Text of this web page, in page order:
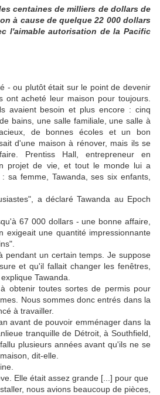
centaines de milliers de dollars de
à cause de quelque 22 000 dollars
l'aimable autorisation de la Pacific
- ou plutôt était sur le point de devenir
ont acheté leur maison pour toujours.
avaient besoin et plus encore : cinq
bains, une salle familiale, une salle à
de bonnes écoles et un bon
d'une maison à rénover, mais ils se
Prentiss Hall, entrepreneur en
projet de vie, et tout le monde lui a
sa femme, Tawanda, ses six enfants,
a déclaré Tawanda au Epoch
67 000 dollars - une bonne affaire,
exigeait une quantité impressionnante
pendant un certain temps. Je suppose
et qu'il fallait changer les fenêtres,
Tawanda.
obtenir toutes sortes de permis pour
Nous sommes donc entrés dans la
à travailler.
avant de pouvoir emménager dans la
tranquille de Détroit, à Southfield,
plusieurs années avant qu'ils ne se
dit-elle.
Elle était assez grande [...] pour que
nous avions beaucoup de pièces,